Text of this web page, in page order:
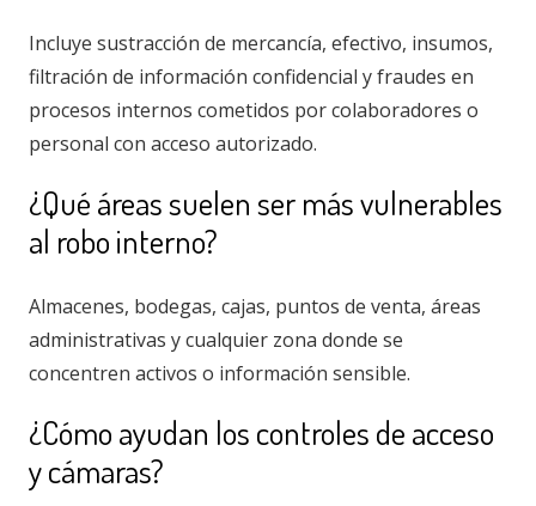
Incluye sustracción de mercancía, efectivo, insumos,
filtración de información confidencial y fraudes en
procesos internos cometidos por colaboradores o
personal con acceso autorizado.
¿Qué áreas suelen ser más vulnerables
al robo interno?
Almacenes, bodegas, cajas, puntos de venta, áreas
administrativas y cualquier zona donde se
concentren activos o información sensible.
¿Cómo ayudan los controles de acceso
y cámaras?